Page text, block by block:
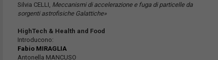
Silvia CELLI, Meccanismi di accelerazione e fuga di particelle da
sorgenti astrofisiche Galattiche»
HighTech & Health and Food
Introducono:
Fabio MIRAGLIA
Antonella MANCUSO